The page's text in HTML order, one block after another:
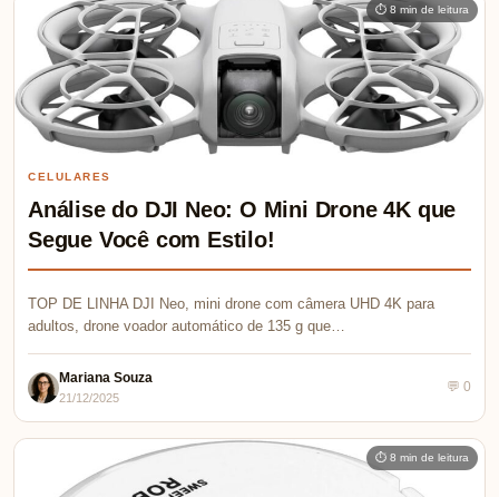
⏱ 8 min de leitura
CELULARES
Análise do DJI Neo: O Mini Drone 4K que
Segue Você com Estilo!
TOP DE LINHA DJI Neo, mini drone com câmera UHD 4K para
adultos, drone voador automático de 135 g que…
Mariana Souza
21/12/2025
💬 0
⏱ 8 min de leitura